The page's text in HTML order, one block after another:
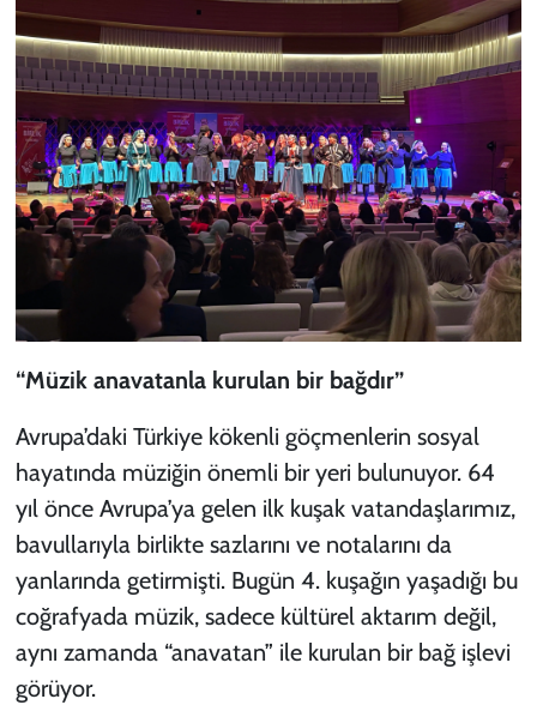
“Müzik anavatanla kurulan bir bağdır”
Avrupa’daki Türkiye kökenli göçmenlerin sosyal
hayatında müziğin önemli bir yeri bulunuyor. 64
yıl önce Avrupa’ya gelen ilk kuşak vatandaşlarımız,
bavullarıyla birlikte sazlarını ve notalarını da
yanlarında getirmişti. Bugün 4. kuşağın yaşadığı bu
coğrafyada müzik, sadece kültürel aktarım değil,
aynı zamanda “anavatan” ile kurulan bir bağ işlevi
görüyor.